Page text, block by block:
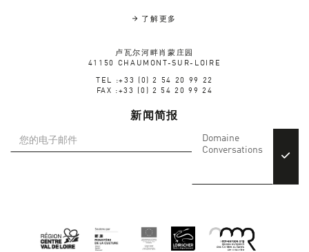
了解更多
卢瓦尔河畔肖蒙庄园
41150 CHAUMONT-SUR-LOIRE
TEL :+33 (0) 2 54 20 99 22
FAX :+33 (0) 2 54 20 99 24
新闻简报